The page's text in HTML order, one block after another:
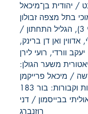
/ יהודית בן־מיכאל
בתל מצפה זבולון
צפון (נחל צפורי 3), הגליל התחתון /
אדווין ואן דן ברינק,
יעקב וורדי, רועי לירן
משער הגולן:
/ מיכאל פרייקמן
מדרכות, בורות וקבורות: בור 183
בבייסמון / דני
רוזנברג